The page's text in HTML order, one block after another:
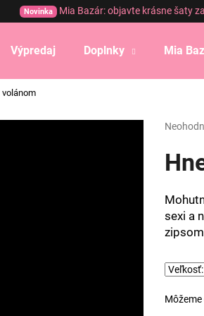
Novinka Mia Bazár: objavte krásne šaty
Výpredaj Doplnky Mia
volánom
produktu
je
5
sexi a
Čo potrebujete nájsť?